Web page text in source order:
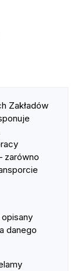
Zakładów
zarówno
danego